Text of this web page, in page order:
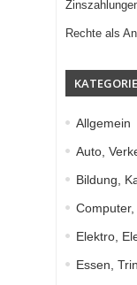
Rechte als
Allgemein
Auto,
Bildung,
Elektro,
Essen,